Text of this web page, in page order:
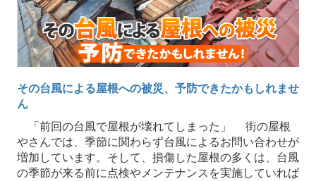
その台風による屋根への被災、予防できたかもしれませ
ん
「前回の台風で屋根が壊れてしまった」 街の屋根
やさんでは、季節に関わらず台風によるお問い合わせが
増加しています。そして、損傷した屋根の多くは、台風
の季節が来る前に点検やメンテナンスを実施していれば